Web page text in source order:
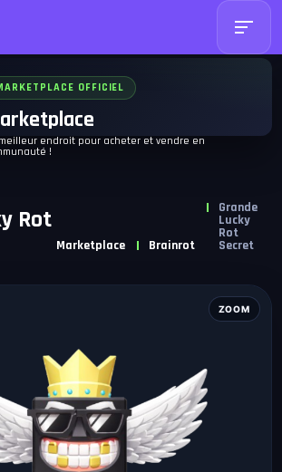
OFFICIEL
endroit pour acheter et vendre en
!
Rot
Marketplace Brainrot
Grande
Lucky
Rot
Secret